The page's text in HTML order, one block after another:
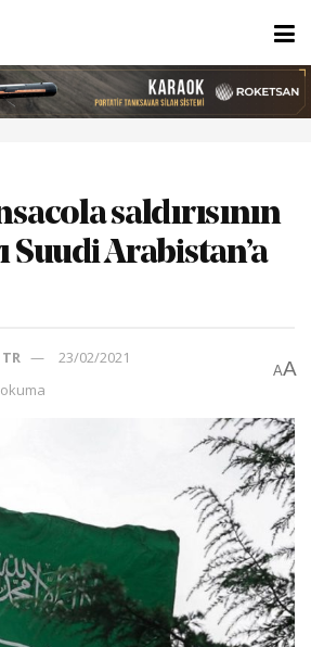
saldırısının
Suudi Arabistan’a
23/02/2021
AA